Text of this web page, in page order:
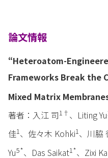
論文情報
“Heteroatom-
Frameworks Break the
Mixed Matrix
著者：入江 司1 † 、Liting Yu
佳1、佐々木 Kohki1、川脇
Yu5*、Das Saikat1 *、Zixi